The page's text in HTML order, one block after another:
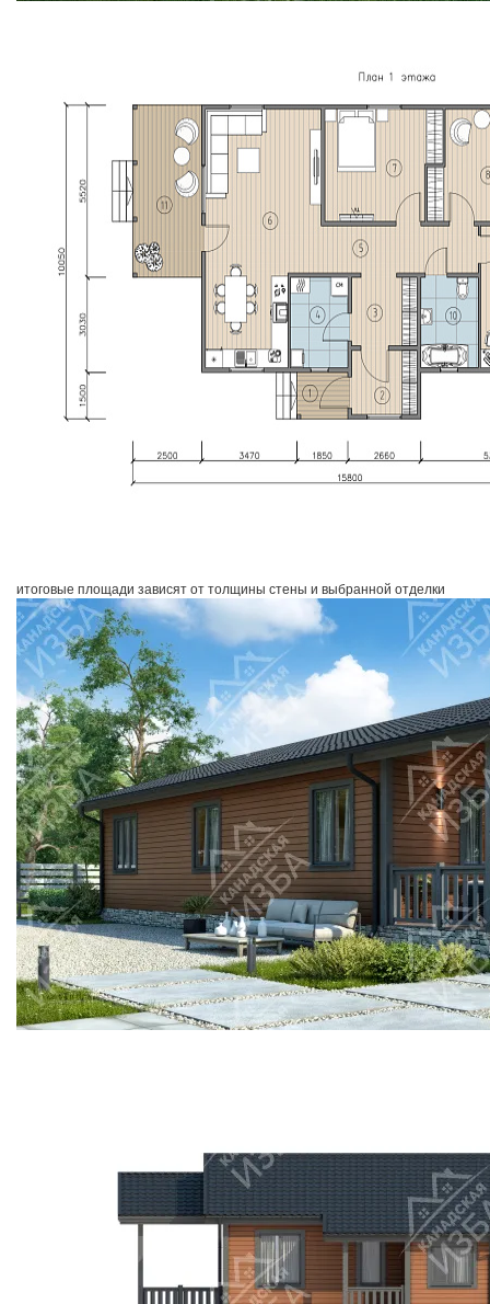
итоговые площади зависят от толщины стены и выбранной отделки